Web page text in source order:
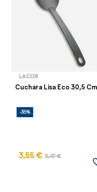
LACOR
Cuchara Lisa Eco 30,5 Cm
-35%
3,55 € 5,47 €